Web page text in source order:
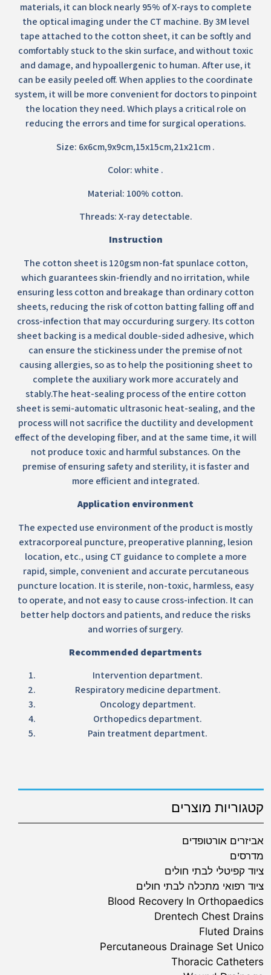
קטגוריות מוצרים
אביזרים אורטופדים
מדרסים
ציוד קפיטלי לבתי חולים
ציוד רפואי מתכלה לבתי חולים
Blood Recovery In Orthopaedics
Drentech Chest Drains
Fluted Drains
Percutaneous Drainage Set Unico
Thoracic Catheters
materials, it can block nearly 95% of X-rays to complete
the optical imaging under the CT machine. By 3M level
tape attached to the cotton sheet, it can be softly and
comfortably stuck to the skin surface, and without toxic
and damage, and hypoallergenic to human. After use, it
can be easily peeled off. When applies to the coordinate
system, it will be more convenient for doctors to pinpoint
the location they need. Which plays a critical role on
reducing the errors and time for surgical operations.
Size: 6x6cm,9x9cm,15x15cm,21x21cm .
Color: white .
Material: 100% cotton.
Threads: X-ray detectable.
Instruction
The cotton sheet is 120gsm non-fat spunlace cotton,
which guarantees skin-friendly and no irritation, while
ensuring less cotton and breakage than ordinary cotton
sheets, reducing the risk of cotton batting falling off and
cross-infection that may occurduring surgery. Its cotton
sheet backing is a medical double-sided adhesive, which
can ensure the stickiness under the premise of not
causing allergies, so as to help the positioning sheet to
complete the auxiliary work more accurately and
stably.The heat-sealing process of the entire cotton
sheet is semi-automatic ultrasonic heat-sealing, and the
process will not sacrifice the ductility and development
effect of the developing fiber, and at the same time, it will
not produce toxic and harmful substances. On the
premise of ensuring safety and sterility, it is faster and
more efficient and integrated.
Application environment
The expected use environment of the product is mostly
extracorporeal puncture, preoperative planning, lesion
location, etc., using CT guidance to complete a more
rapid, simple, convenient and accurate percutaneous
puncture location. It is sterile, non-toxic, harmless, easy
to operate, and not easy to cause cross-infection. It can
better help doctors and patients, and reduce the risks
and worries of surgery.
Recommended departments
Intervention department.
Respiratory medicine department.
Oncology department.
Orthopedics department.
Pain treatment department.